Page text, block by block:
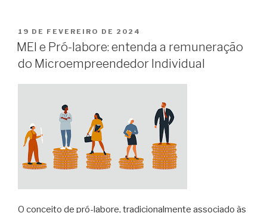
19 DE FEVEREIRO DE 2024
MEI e Pró-labore: entenda a remuneração
do Microempreendedor Individual
O conceito de pró-labore, tradicionalmente associado às